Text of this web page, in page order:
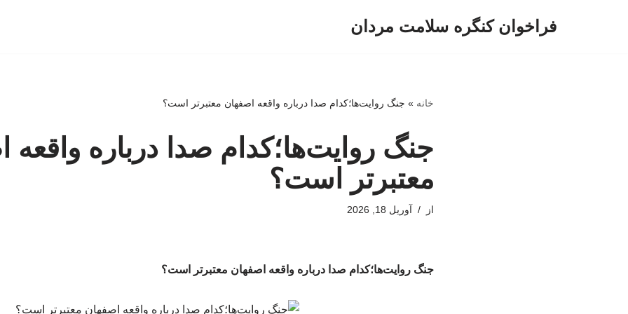
فراخوان کنگره سلامت مردان
خانه » جنگ روایت‌ها؛کدام صدا درباره واقعه اصفهان معتبرتر است؟
جنگ روایت‌ها؛کدام صدا درباره واقعه
معتبرتر است؟
از آوریل 18, 2026
جنگ روایت‌ها؛کدام صدا درباره واقعه اصفهان معتبرتر است؟